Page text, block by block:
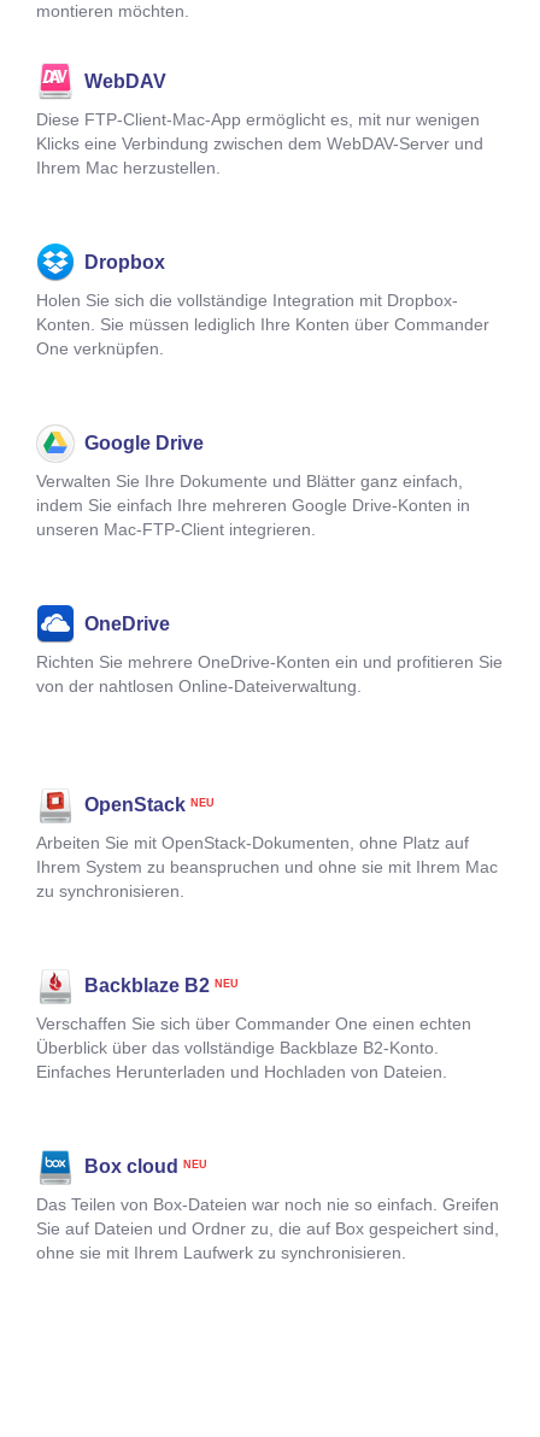
montieren möchten.
WebDAV
Diese FTP-Client-Mac-App ermöglicht es, mit nur wenigen
Klicks eine Verbindung zwischen dem WebDAV-Server und
Ihrem Mac herzustellen.
Dropbox
Holen Sie sich die vollständige Integration mit Dropbox-
Konten. Sie müssen lediglich Ihre Konten über Commander
One verknüpfen.
Google Drive
Verwalten Sie Ihre Dokumente und Blätter ganz einfach,
indem Sie einfach Ihre mehreren Google Drive-Konten in
unseren Mac-FTP-Client integrieren.
OneDrive
Richten Sie mehrere OneDrive-Konten ein und profitieren Sie
von der nahtlosen Online-Dateiverwaltung.
OpenStack NEU
Arbeiten Sie mit OpenStack-Dokumenten, ohne Platz auf
Ihrem System zu beanspruchen und ohne sie mit Ihrem Mac
zu synchronisieren.
Backblaze B2 NEU
Verschaffen Sie sich über Commander One einen echten
Überblick über das vollständige Backblaze B2-Konto.
Einfaches Herunterladen und Hochladen von Dateien.
Box cloud NEU
Das Teilen von Box-Dateien war noch nie so einfach. Greifen
Sie auf Dateien und Ordner zu, die auf Box gespeichert sind,
ohne sie mit Ihrem Laufwerk zu synchronisieren.